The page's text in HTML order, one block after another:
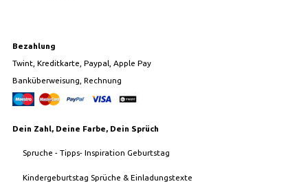
Bezahlung
Twint, Kreditkarte, Paypal, Apple Pay
Banküberweisung, Rechnung
Dein Zahl, Deine Farbe, Dein Sprüch
Spruche - Tipps- Inspiration Geburtstag
Kindergeburtstag Sprüche & Einladungstexte